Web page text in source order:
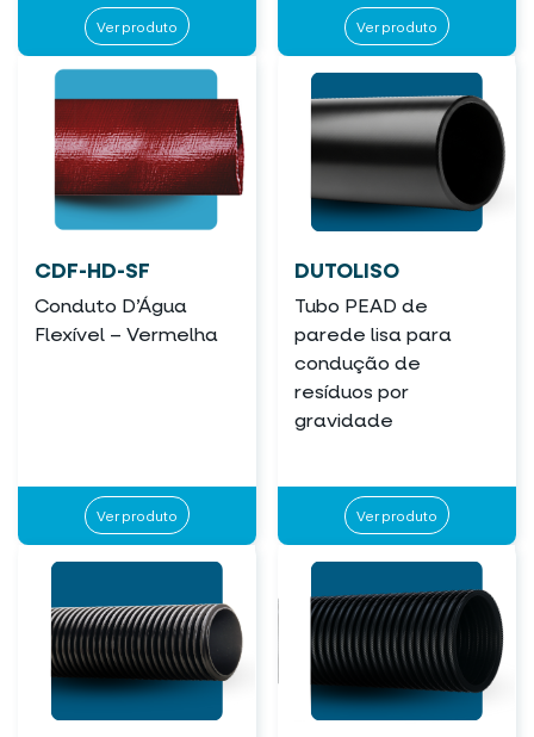
Ver produto Ver produto
CDF-HD-SF
Conduto D’Água
Flexível – Vermelha
Ver produto
DUTOLISO
Tubo PEAD de
parede lisa para
condução de
resíduos por
gravidade
Ver produto